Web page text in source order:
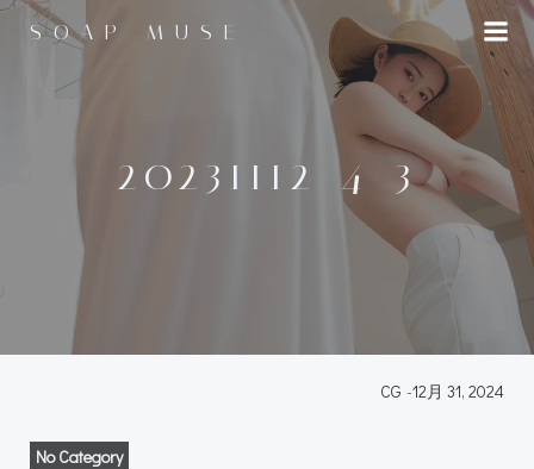
コ
ス
SOAP MUSE
20231112-4-3
CG -12月 31, 2024
No Category